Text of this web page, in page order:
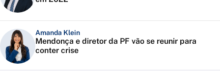
Amanda Klein
Mendonça e diretor da PF vão se reunir para
conter crise